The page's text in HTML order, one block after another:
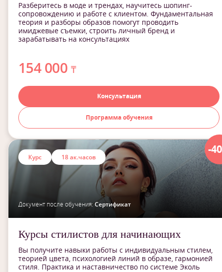
Разберитесь в моде и трендах, научитесь шопинг-
сопровождению и работе с клиентом. Фундаментальная
теория и разборы образов помогут проводить
имиджевые съемки, строить личный бренд и
зарабатывать на консультациях
154 000 ₸
Консультация
Программа обучения
-
Курс 18 ак.часов
Документ после обучения: Сертификат
Курсы стилистов для начинающих
Вы получите навыки работы с индивидуальным стилем,
теорией цвета, психологией линий в образе, гармонией
стиля. Практика и наставничество по системе Эколь